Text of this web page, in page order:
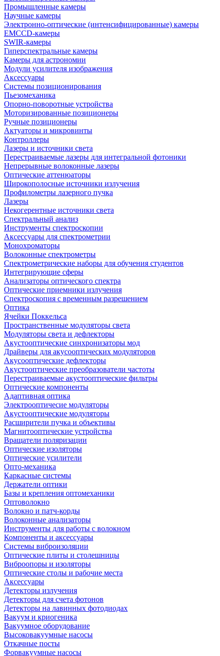
Промышленные камеры
Научные камеры
Электронно-оптические (интенсифицированные) камеры
EMCCD-камеры
SWIR-камеры
Гиперспектральные камеры
Камеры для астрономии
Модули усилителя изображения
Аксессуары
Системы позиционирования
Пьезомеханика
Опорно-поворотные устройства
Моторизированные позиционеры
Ручные позиционеры
Актуаторы и микровинты
Контроллеры
Лазеры и источники света
Перестраиваемые лазеры для интегральной фотоники
Непрерывные волоконные лазеры
Оптические аттенюаторы
Широкополосные источники излучения
Профилометры лазерного пучка
Лазеры
Некогерентные источники света
Спектральный анализ
Инструменты спектроскопии
Аксессуары для спектрометрии
Монохроматоры
Волоконные спектрометры
Спектрометрические наборы для обучения студентов
Интегрирующие сферы
Анализаторы оптического спектра
Оптические приемники излучения
Спектроскопия с временным разрешением
Оптика
Ячейки Поккельса
Пространственные модуляторы света
Модуляторы света и дефлекторы
Акустооптические синхронизаторы мод
Драйверы для акусооптических модуляторов
Акусооптические дефлекторы
Акустооптические преобразователи частоты
Перестраиваемые акустооптические фильтры
Оптические компоненты
Адаптивная оптика
Электрооптичесие модуляторы
Акустооптические модуляторы
Расширители пучка и объективы
Магнитооптические устройства
Вращатели поляризации
Оптические изоляторы
Оптические усилители
Опто-механика
Каркасные системы
Держатели оптики
Базы и крепления оптомеханики
Оптоволокно
Волокно и патч-корды
Волоконные анализаторы
Инструменты для работы с волокном
Компоненты и аксессуары
Системы виброизоляции
Оптические плиты и столешницы
Виброопоры и изоляторы
Оптические столы и рабочие места
Аксессуары
Детекторы излучения
Детекторы для счета фотонов
Детекторы на лавинных фотодиодах
Вакуум и криогеника
Вакуумное оборудование
Высоковакуумные насосы
Откачные посты
Форвакуумные насосы